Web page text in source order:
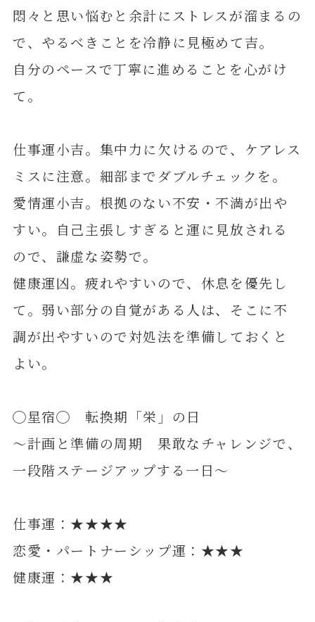
悶々と思い悩むと余計にストレスが溜まるの
で、やるべきことを冷静に見極めて吉。
自分のペースで丁寧に進めることを心がけ
て。
仕事運小吉。集中力に欠けるので、ケアレス
ミスに注意。細部までダブルチェックを。
愛情運小吉。根拠のない不安・不満が出や
すい。自己主張しすぎると運に見放される
ので、謙虚な姿勢で。
健康運凶。疲れやすいので、休息を優先し
て。弱い部分の自覚がある人は、そこに不
調が出やすいので対処法を準備しておくと
よい。
◯星宿◯ 転換期「栄」の日
～計画と準備の周期 果敢なチャレンジで、
一段階ステージアップする一日～
仕事運：★★★★
恋愛・パートナーシップ運：★★★
健康運：★★★